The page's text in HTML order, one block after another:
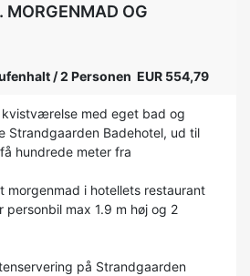
MORGENMAD OG
/ 2 Personen EUR 554,79
med eget bad og
Strandgaarden Badehotel, ud til
hundrede meter fra
morgenmad i hotellets restaurant
max 1.9 m høj og 2
på Strandgaarden